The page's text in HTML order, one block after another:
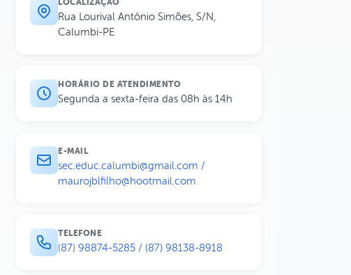
LOCALIZAÇÃO
Rua Lourival Antônio Simões, S/N,
Calumbi-PE
HORÁRIO DE ATENDIMENTO
Segunda a sexta-feira das 08h às 14h
E-MAIL
sec.educ.calumbi@gmail.com /
maurojblfilho@hootmail.com
TELEFONE
(87) 98874-5285 / (87) 98138-8918